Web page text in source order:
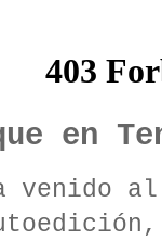
en
venido